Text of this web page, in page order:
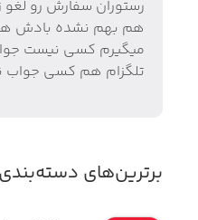
رستوران سفارش رو
هم بهم نشده بادش
میگیرم کسی نیست
تلگزام هم کسی جواب
برترین‌های دسته‌بندی